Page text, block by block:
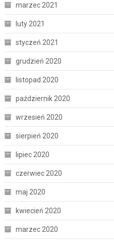
marzec 2021
luty 2021
styczeń 2021
grudzień 2020
listopad 2020
październik 2020
wrzesień 2020
sierpień 2020
lipiec 2020
czerwiec 2020
maj 2020
kwiecień 2020
marzec 2020